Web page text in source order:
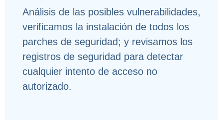
Análisis de las posibles vulnerabilidades,
verificamos la instalación de todos los
parches de seguridad; y revisamos los
registros de seguridad para detectar
cualquier intento de acceso no
autorizado.